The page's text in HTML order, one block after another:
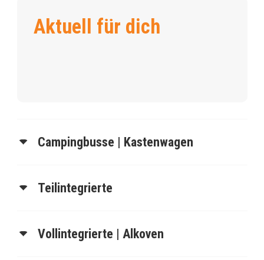
Aktuell für dich
27.02.26
Direkt vom CARAVAN SALON:
Campingbusse | Kastenwagen
Teilintegrierte
Vollintegrierte | Alkoven